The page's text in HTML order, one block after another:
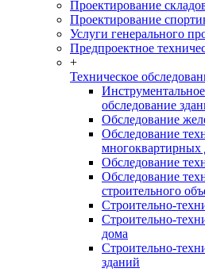
Проектирование
Проектирование
Услуги генерального
Предпроектное
+
Техническое
обследование
Обследование
Обследование
многоквартирных
Обследование
Обследование
строительного
Строительно-
Строительно-
дома
Строительно-
зданий